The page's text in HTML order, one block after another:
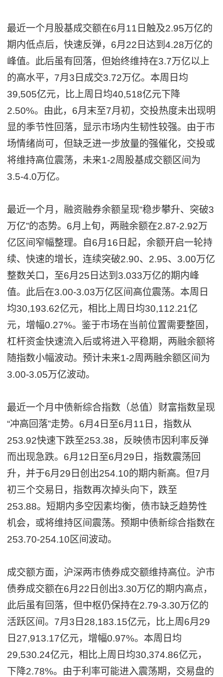
最近一个月股基成交额在6月11日触及2.95万亿的
期内低点后，快速反弹，6月22日达到4.28万亿的
峰值。此后虽有回落，但始终维持在3.7万亿以上
的高水平，7月3日成交3.72万亿。本周日均
39,505亿元，比上周日均40,518亿元下降
2.50%。由此，6月末至7月初，交投热度未出现明
显的季节性回落，显示市场内生韧性较强。由于市
场情绪尚可，但缺乏进一步放量的强催化，交投或
将维持高位震荡，未来1-2周股基成交额区间为
3.5-4.0万亿。
最近一个月，融资融券余额呈现“稳步攀升、突破3
万亿”的态势。6月上旬，两融余额在2.87-2.92万
亿区间窄幅整理。自6月16日起，余额开启一轮持
续、快速的增长，连续突破2.90、2.95、3.00万亿
整数关口，至6月25日达到3.033万亿的期内峰
值。此后在3.00-3.03万亿区间高位震荡。本周日
均30,193.62亿元，相比上周日均30,112.21亿
元，增幅0.27%。鉴于市场在当前位置需要整固，
杠杆资金快速流入后或将进入平稳期，两融余额将
随指数小幅波动。预计未来1-2周两融余额区间为
3.00-3.05万亿波动。
最近一个月中债新综合指数（总值）财富指数呈现
“冲高回落”走势。6月4日至6月11日，指数从
253.92快速下跌至253.38，反映债市因利率反弹
而出现急跌。6月12日至6月29日，指数震荡回
升，并于6月29日创出254.10的期内新高。但7月
初三个交易日，指数再次掉头向下，跌至
253.88。短期内多空因素均衡，债市缺乏趋势性
机会，或将维持区间震荡。预期中债新综合指数在
253.70-254.10区间波动。
成交额方面，沪深两市债券成交额维持高位。沪市
债券成交额在6月22日创出3.30万亿的期内高点，
此后虽有回落，但中枢仍保持在2.79-3.30万亿的
活跃区间。7月3日28,183.15亿元，比上周6月29
日27,913.17亿元，增幅0.97%。本周日均
29,530.24亿元，相比上周日均30,374.86亿元，
下降2.78%。由于利率可能进入震荡期，交易盘的